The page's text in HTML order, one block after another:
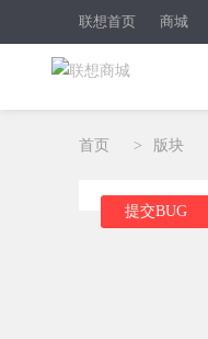
联想首页 商城
首页 > 版块
提交BUG